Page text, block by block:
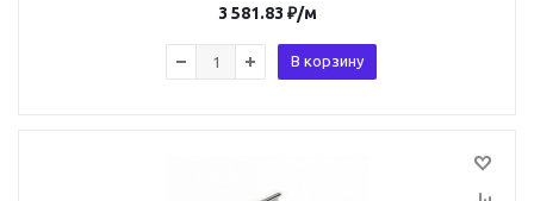
3 581.83 ₽/м
В корзину